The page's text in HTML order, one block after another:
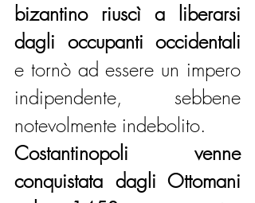
bizantino riuscì a liberarsi
e tornò ad essere un impero
indipendente, sebbene
notevolmente indebolito.
Costantinopoli venne
conquistata dagli Ottomani